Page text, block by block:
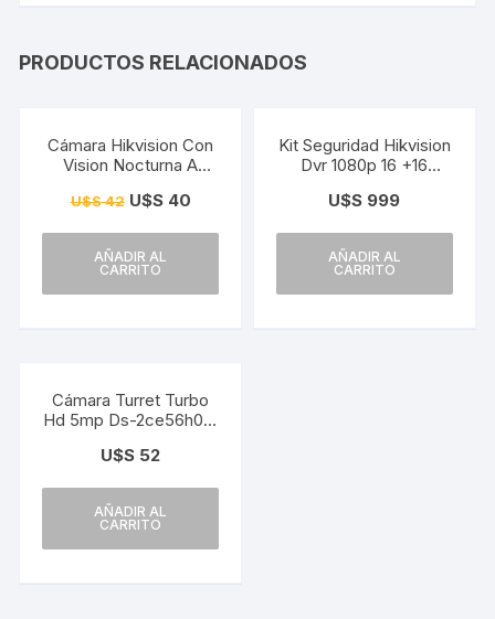
PRODUCTOS RELACIONADOS
Cámara Hikvision Con
Vision Nocturna A
U$S42 U$S40
AÑADIR AL
CARRITO
Kit Seguridad Hikvision
Dvr 1080p 16 +16
U$S 999
AÑADIR AL
CARRITO
Cámara Turret Turbo
Hd 5mp Ds-2ce56h0t-
U$S 52
AÑADIR AL
CARRITO